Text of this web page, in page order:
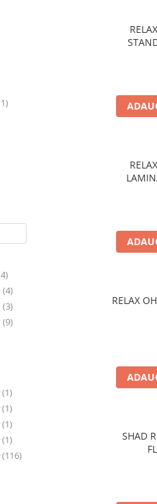
(4)
(3)
(9)
(1)
(1)
(1)
(1)
(116)
RELAX
SHAD